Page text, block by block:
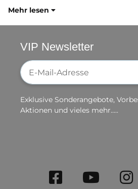
Mehr lesen
VIP Newsletter
Newsletter-Registrierung
Exklusive Sonderangebote,
Aktionen und vieles mehr.....